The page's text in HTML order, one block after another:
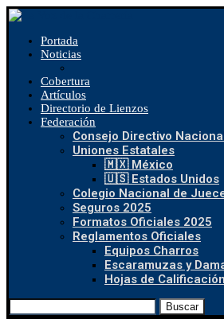
Portada
Noticias
Cobertura
Artículos
Directorio de Lienzos
Federación
Consejo Directivo
Uniones Estatales
🇲🇽 México
🇺🇸 Estados Unidos
Colegio Nacional de
Seguros 2025
Formatos Oficiales 2025
Reglamentos Oficiales
Equipos Charros
Escaramuzas y
Hojas de Calificación
Buscar